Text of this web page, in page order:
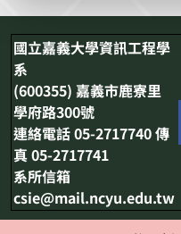
國立嘉義大學資訊工程學
系
(600355) 嘉義市鹿寮里
學府路300號
連絡電話 05-2717740 傳
真 05-2717741
系所信箱
csie@mail.ncyu.edu.tw